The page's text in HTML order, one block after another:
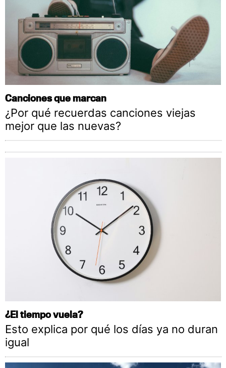
Canciones que marcan
¿Por qué recuerdas canciones viejas
mejor que las nuevas?
¿El tiempo vuela?
Esto explica por qué los días ya no duran
igual